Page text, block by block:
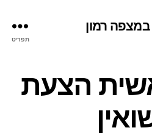
במצפה רמון
תפריט
ק
ט
ר
הצעת